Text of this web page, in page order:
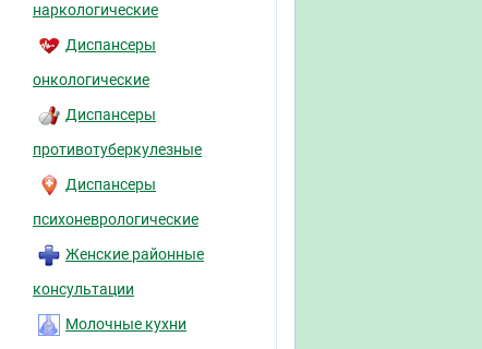
наркологические
Диспансеры
онкологические
Диспансеры
противотуберкулезные
Диспансеры
психоневрологические
Женские районные
консультации
Молочные кухни